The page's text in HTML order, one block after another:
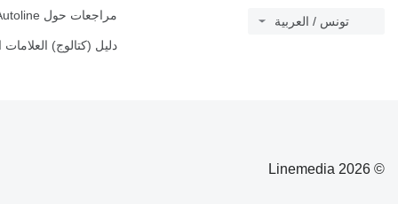
تونس / العربية مراجعات حول Autoline
دليل (كتالوج) العلامات
© 2026 Linemedia